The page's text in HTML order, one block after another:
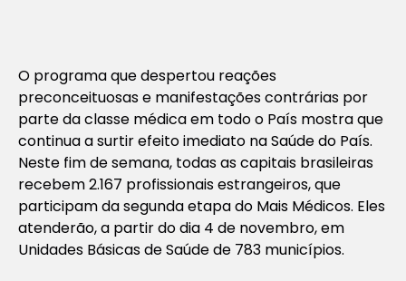
O programa que despertou reações
preconceituosas e manifestações contrárias por
parte da classe médica em todo o País mostra que
continua a surtir efeito imediato na Saúde do País.
Neste fim de semana, todas as capitais brasileiras
recebem 2.167 profissionais estrangeiros, que
participam da segunda etapa do Mais Médicos. Eles
atenderão, a partir do dia 4 de novembro, em
Unidades Básicas de Saúde de 783 municípios.